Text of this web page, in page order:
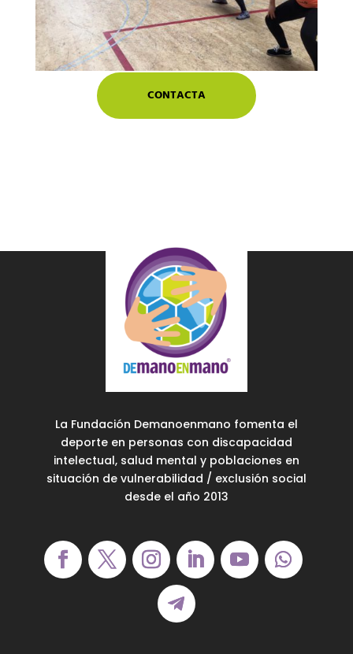
CONTACTA
La Fundación Demanoenmano fomenta el
deporte en personas con discapacidad
intelectual, salud mental y poblaciones en
situación de vulnerabilidad / exclusión social
desde el año 2013